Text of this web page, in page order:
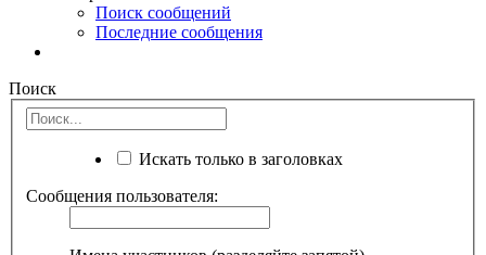
Поиск сообщений
Последние сообщения
Поиск
Искать только в заголовках
Сообщения пользователя: